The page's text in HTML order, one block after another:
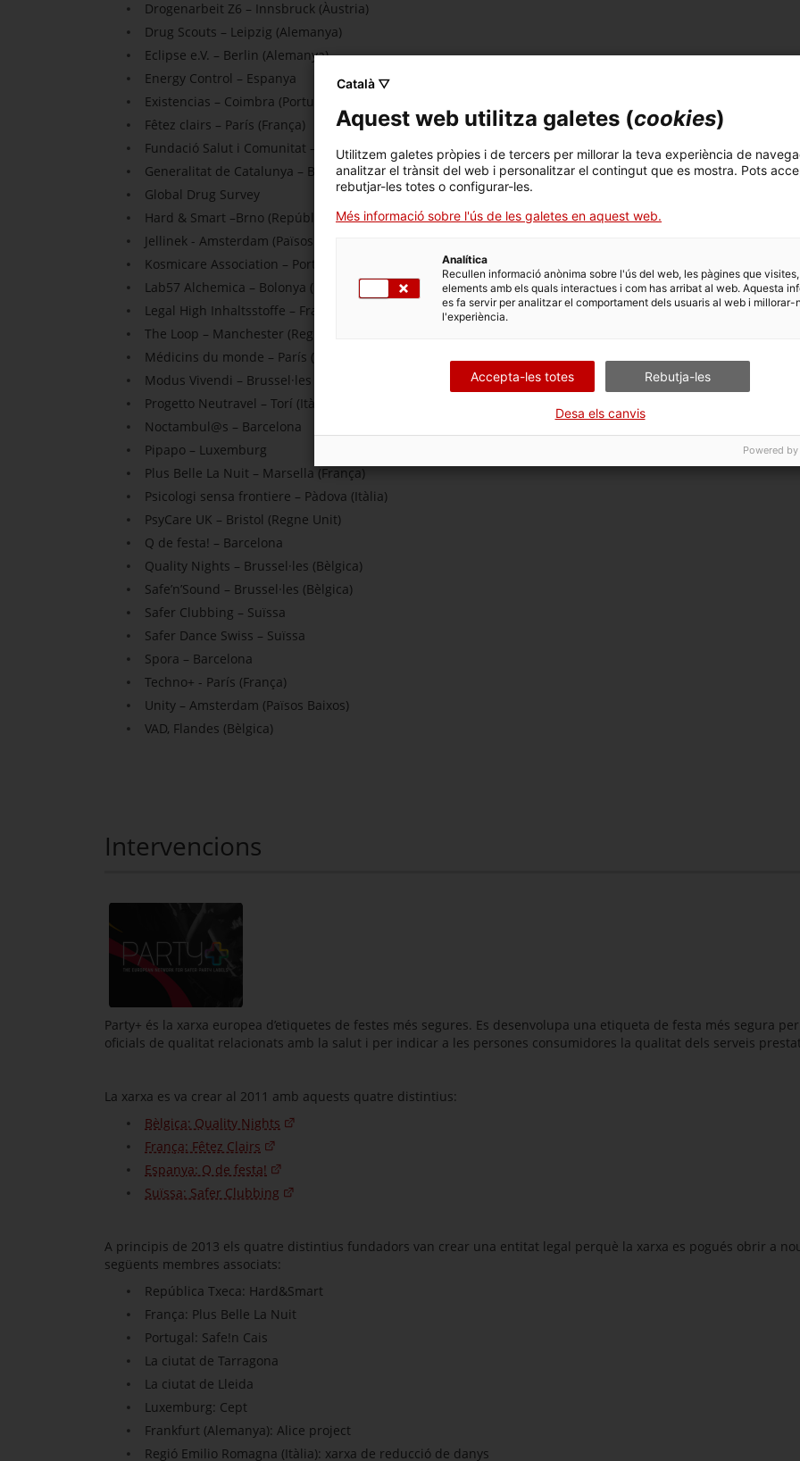
Drogenarbeit Z6 – Innsbruck (Àustria)
Drug Scouts – Leipzig (Alemanya)
Eclipse e.V. – Berlin (Alemanya)
Energy Control – Espanya
Existencias – Coimbra (Portugal)
Fêtez clairs – París (França)
Fundació Salut i Comunitat – Barcelona
Generalitat de Catalunya – Barcelona
Global Drug Survey
Hard & Smart –Brno (República Txeca)
Jellinek - Amsterdam (Països Baixos)
Kosmicare Association – Porto (Portugal)
Lab57 Alchemica – Bolonya (Itàlia)
Legal High Inhaltsstoffe – Frankfurt/Main (Alemanya)
The Loop – Manchester (Regne Unit)
Médicins du monde – París (França)
Modus Vivendi – Brussel·les (Bèlgica)
Progetto Neutravel – Torí (Itàlia)
Noctambul@s – Barcelona
Pipapo – Luxemburg
Plus Belle La Nuit – Marsella (França)
Psicologi sensa frontiere – Pàdova (Itàlia)
PsyCare UK – Bristol (Regne Unit)
Q de festa! – Barcelona
Quality Nights – Brussel·les (Bèlgica)
Safe’n’Sound – Brussel·les (Bèlgica)
Safer Clubbing – Suïssa
Safer Dance Swiss – Suïssa
Spora – Barcelona
Techno+ - París (França)
Unity – Amsterdam (Països Baixos)
VAD, Flandes (Bèlgica)
Intervencions
Party+ és la xarxa europea d’etiquetes de festes més segures. Es desenvolupa una etiqueta de festa més segura
oficials de qualitat relacionats amb la salut i per indicar a les persones consumidores la qualitat dels serveis
La xarxa es va crear al 2011 amb aquests quatre distintius:
Bèlgica: Quality Nights
França: Fêtez Clairs
Espanya: Q de festa!
Suïssa: Safer Clubbing
A principis de 2013 els quatre distintius fundadors van crear una entitat legal perquè la xarxa es pogués obrir a
següents membres associats:
República Txeca: Hard&Smart
França: Plus Belle La Nuit
Portugal: Safe!n Cais
La ciutat de Tarragona
La ciutat de Lleida
Luxemburg: Cept
Frankfurt (Alemanya): Alice project
Regió Emilio Romagna (Itàlia): xarxa de reducció de danys
Català ▽
Aquest web utilitza galetes (cookies)
Utilitzem galetes pròpies i de tercers per millorar la teva experiència de
analitzar el trànsit del web i personalitzar el contingut que es mostra. Pots
rebutjar-les totes o configurar-les.
Més informació sobre l'ús de les galetes en aquest web.
Analítica
Recullen informació anònima sobre l'ús del web, les pàgines que
elements amb els quals interactues i com has arribat al web. Aquesta
es fa servir per analitzar el comportament dels usuaris al web i millorar-
l'experiència.
Accepta-les totes Rebutja-les
Desa els canvis
Powered by